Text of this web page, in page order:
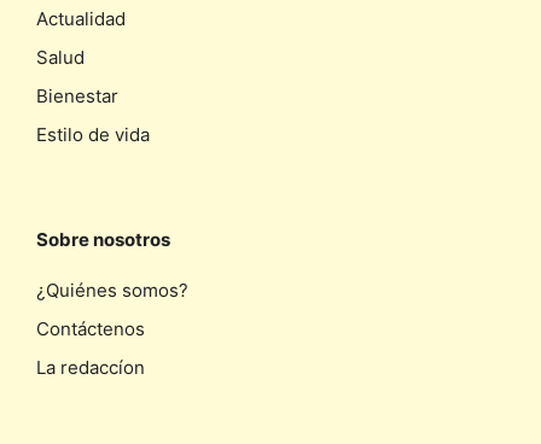
Actualidad
Salud
Bienestar
Estilo de vida
Sobre nosotros
¿Quiénes somos?
Contáctenos
La redaccíon